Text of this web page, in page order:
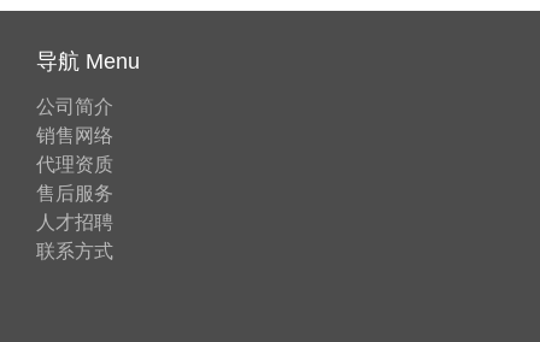
导航 Menu
公司简介
销售网络
代理资质
售后服务
人才招聘
联系方式